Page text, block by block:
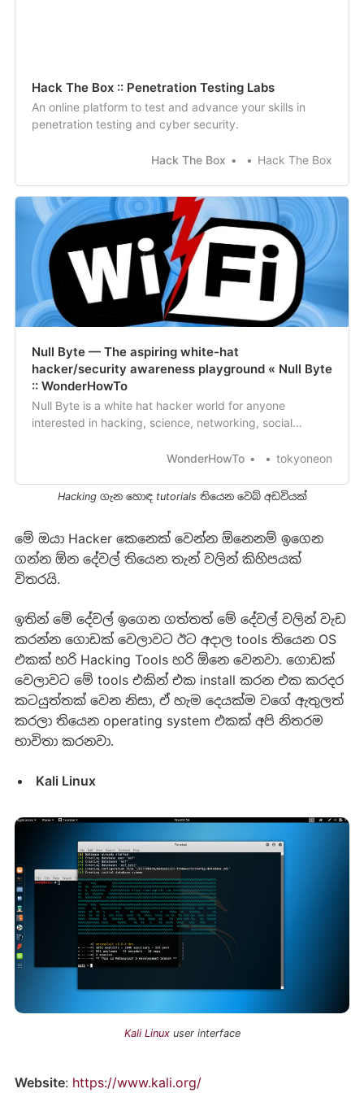
Hack The Box :: Penetration Testing Labs
An online platform to test and advance your skills in
penetration testing and cyber security.
Hack The Box Hack The Box
Null Byte — The aspiring white-hat
hacker/security awareness playground « Null Byte
:: WonderHowTo
Null Byte is a white hat hacker world for anyone
interested in hacking, science, networking, social
WonderHowTo tokyoneon
Hacking ගැන හොඳ tutorials තියෙන වෙබ් අඩවියක්
මේ ඔයා Hacker කෙනෙක් වෙන්න ඕනෙනම් ඉගෙන
ගන්න ඕන දේවල් තියෙන තැන් වලින් කිහිපයක්
විතරයි.
ඉතින් මේ දේවල් ඉගෙන ගත්තත් මේ දේවල් වලින් වැඩ
කරන්න ගොඩක් වෙලාවට ඊට අදාල tools තියෙන OS
එකක් හරි Hacking Tools හරි ඕනෙ වෙනවා. ගොඩක්
වෙලාවට මේ tools එකින් එක install කරන එක කරදර
කටයුත්තක් වෙන නිසා, ඒ හැම දෙයක්ම වගේ ඇතුලත්
කරලා තියෙන operating system එකක් අපි නිතරම
භාවිතා කරනවා.
Kali Linux
Kali Linuxuser interface
Website: https://www.kali.org/